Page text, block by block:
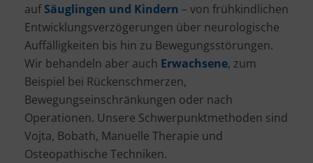
aufSäuglingen und Kindern – von frühkindlichen
Entwicklungsverzögerungen über neurologische
Auffälligkeiten bis hin zu Bewegungsstörungen.
Wir behandeln aber auch Erwachsene, zum
Beispiel bei Rückenschmerzen,
Bewegungseinschränkungen oder nach
Operationen. Unsere Schwerpunktmethoden sind
Vojta, Bobath, Manuelle Therapie und
Osteopathische Techniken.